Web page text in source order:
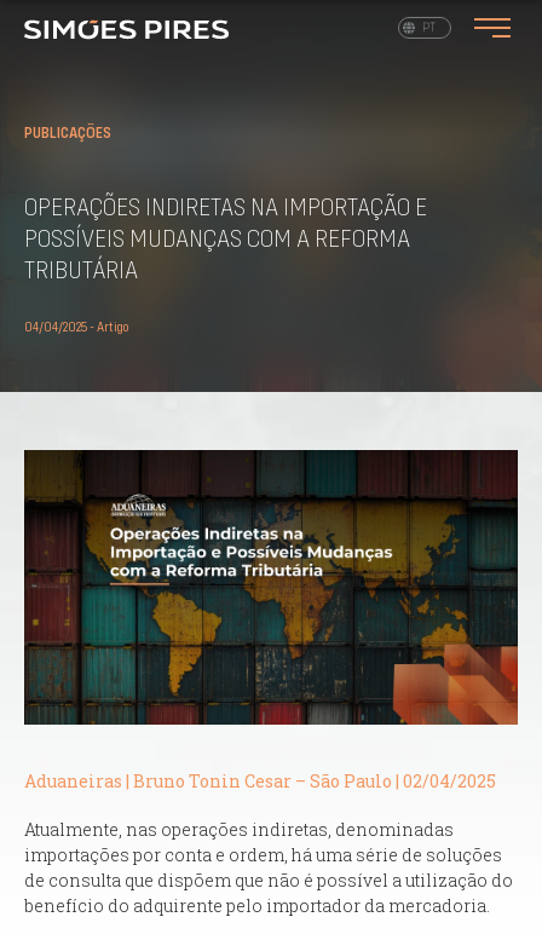
PT
PUBLICAÇÕES
OPERAÇÕES INDIRETAS NA IMPORTAÇÃO E
POSSÍVEIS MUDANÇAS COM A REFORMA
TRIBUTÁRIA
04/04/2025 - Artigo
Aduaneiras | Bruno Tonin Cesar – São Paulo | 02/04/2025
Atualmente, nas operações indiretas, denominadas
importações por conta e ordem, há uma série de soluções
de consulta que dispõem que não é possível a utilização do
benefício do adquirente pelo importador da mercadoria.